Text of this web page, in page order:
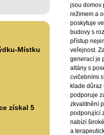
Místku
získal 5
jsou domov
režimem a
poskytuje
budovy s
přístup
veřejnost.
generací je
altány s
cvičebními
klade
podporuje
zkvalitnění
podporující
nabízí
a